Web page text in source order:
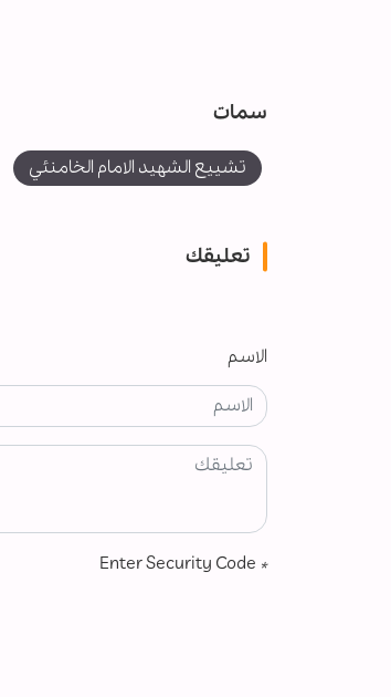
سمات
تشييع الشهيد الامام الخامنئي
تعليقك
الاسم
*